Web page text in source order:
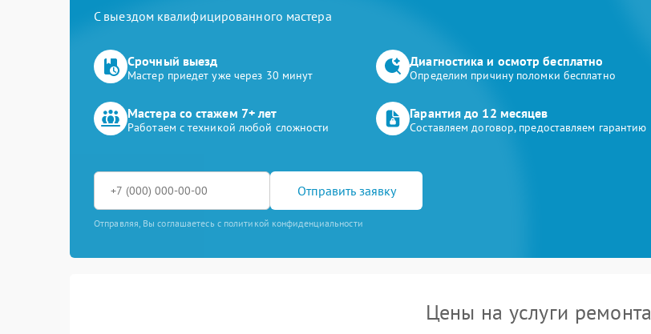
С выездом квалифицированного мастера
Срочный выезд
Мастер приедет уже через 30 минут
Диагностика и осмотр бесплатно
Определим причину поломки бесплатно
Мастера со стажем 7+ лет
Работаем с техникой любой сложности
Гарантия до 12 месяцев
Составляем договор, предоставляем гарантию
Отправить заявку
Отправляя, Вы соглашаетесь с политикой конфиденциальности
Цены на услуги ремонта